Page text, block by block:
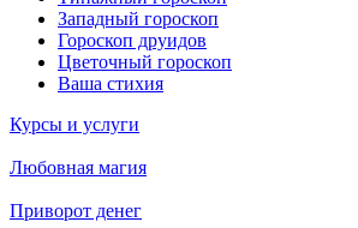
Западный гороскоп
Гороскоп друидов
Цветочный гороскоп
Ваша стихия
Курсы и услуги
Любовная магия
Приворот денег